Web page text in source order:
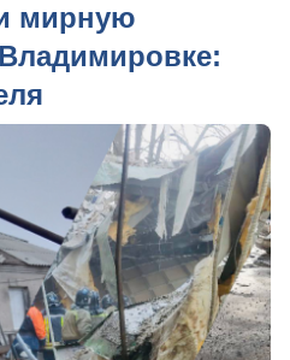
мирную